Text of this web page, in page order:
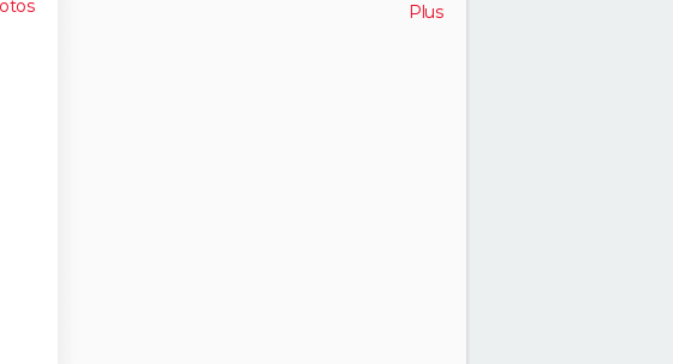
Plus